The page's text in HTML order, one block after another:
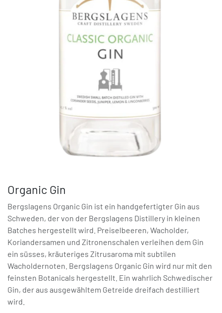
Organic Gin
Bergslagens Organic Gin ist ein handgefertigter Gin aus
Schweden, der von der Bergslagens Distillery in kleinen
Batches hergestellt wird. Preiselbeeren, Wacholder,
Koriandersamen und Zitronenschalen verleihen dem Gin
ein süsses, kräuteriges Zitrusaroma mit subtilen
Wacholdernoten. Bergslagens Organic Gin wird nur mit den
feinsten Botanicals hergestellt. Ein wahrlich Schwedischer
Gin, der aus ausgewähltem Getreide dreifach destilliert
wird.